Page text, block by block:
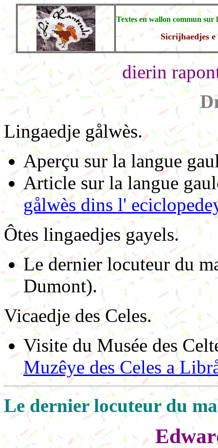
Textes en wallon commun sur
Sicrijhaedjes e
dierin
Lingaedje gålwès.
Aperçu sur la langue
Article sur la langue
gålwès dins l'
Ôtes lingaedjes gayels.
Le dernier locuteur du
Dumont).
Vicaedje des Celes.
Visite du Musée des
Muzêye des Celes a
Le dernier locuteur du